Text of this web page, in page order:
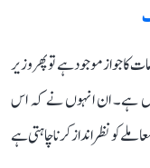
جواز موجود ہے تو پھر وزیر
ہے۔ ان انہوں نے کہ اس
کو نظر انداز کرنا چاہتی ہے